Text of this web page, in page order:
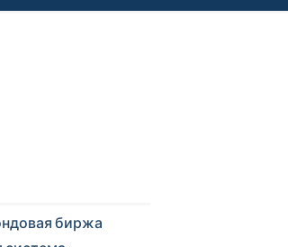
биржа